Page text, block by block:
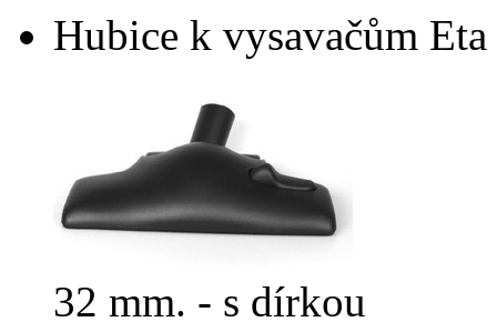
Hubice k vysavačům
32 mm. - s dírkou